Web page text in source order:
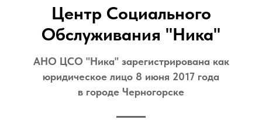
Центр Социального
Обслуживания "Ника"
АНО ЦСО "Ника" зарегистрирована как
юридическое лицо 8 июня 2017 года
в городе Черногорске